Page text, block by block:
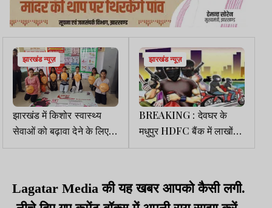
झारखंड न्यूज़
झारखंड में किशोर स्वास्थ्य
सेवाओं को बढ़ावा देने के लिए
लगा विशेष शिविर
झारखंड न्यूज़
BREAKING : देवघर के
मधुपुर HDFC बैंक में लाखों
की डकैती
Lagatar Media की यह खबर आपको कैसी लगी.